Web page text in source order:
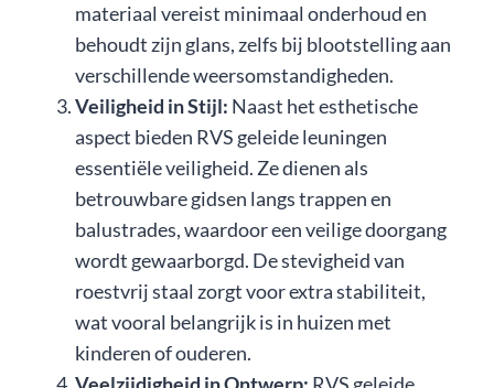
materiaal vereist minimaal onderhoud en
behoudt zijn glans, zelfs bij blootstelling aan
verschillende weersomstandigheden.
Veiligheid in Stijl: Naast het esthetische
aspect bieden RVS geleide leuningen
essentiële veiligheid. Ze dienen als
betrouwbare gidsen langs trappen en
balustrades, waardoor een veilige doorgang
wordt gewaarborgd. De stevigheid van
roestvrij staal zorgt voor extra stabiliteit,
wat vooral belangrijk is in huizen met
kinderen of ouderen.